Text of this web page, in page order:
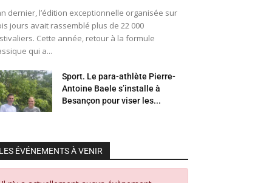
dernier, l’édition exceptionnelle organisée sur
jours avait rassemblé plus de 22 000
Cette année, retour à la formule
qui a...
Sport. Le para-athlète Pierre-
Antoine Baele s’installe à
Besançon pour viser les...
LES ÉVÉNEMENTS À VENIR